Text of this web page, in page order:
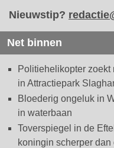
Nieuwstip?
Net binnen
Politiehelikopter zoekt
in Attractiepark
Bloederig ongeluk in
in waterbaan
Toverspiegel in de
koningin scherper dan